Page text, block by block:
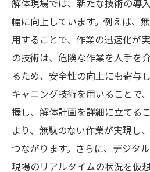
見学で感じる無人重
3Dスキャニングがも
率化
効率的な解体を実現す
現場見学が教えてくれ
効率と安全を両立させ
無人技術が安全性を向
解体現場では、新たな技術の導
幅に向上しています。例えば、
用することで、作業の迅速化が
の技術は、危険な作業を人手を
るため、安全性の向上にも寄与
キャニング技術を用いることで
握し、解体計画を詳細に立てる
より、無駄のない作業が実現し
つながります。さらに、デジタ
現場のリアルタイムの状況を仮